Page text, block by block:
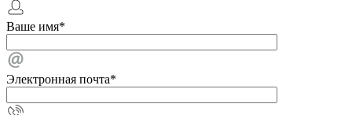
Ваше имя*
Электронная почта*